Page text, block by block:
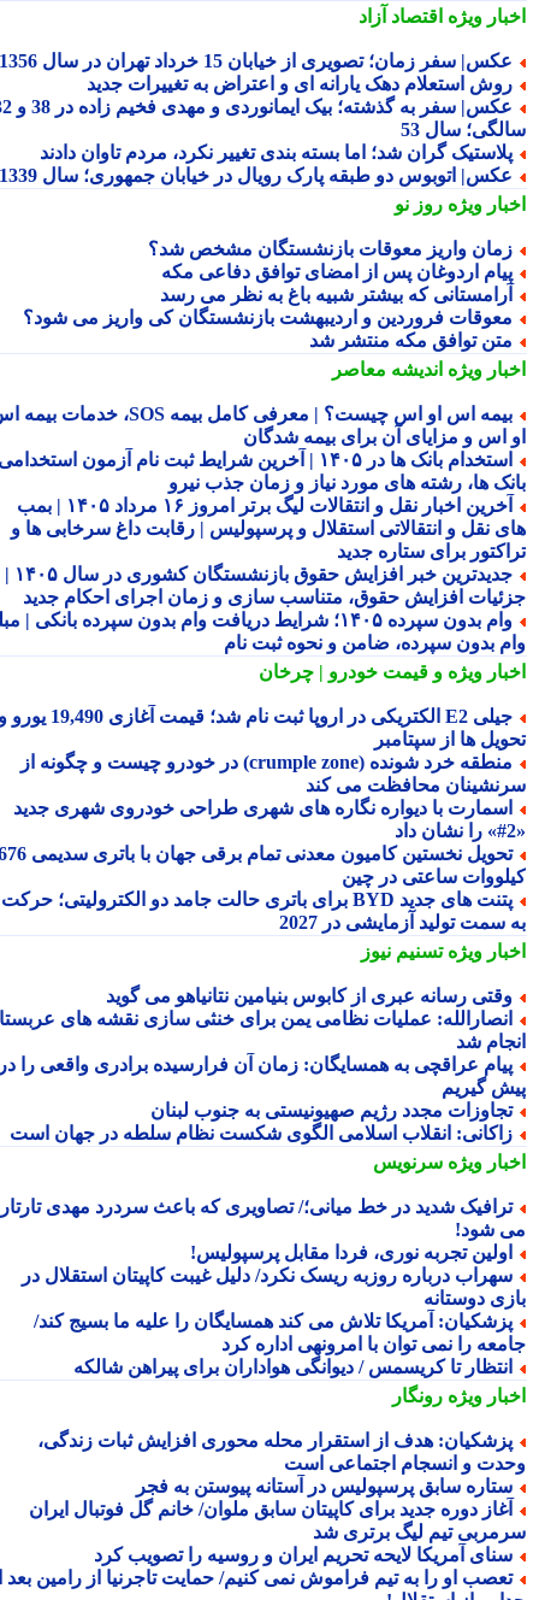
ویژهاقتصاد آزاد
سفر زمان؛ تصویری از خیابان 15 خرداد تهران در سال 1356
استعلام دهک یارانه ای و اعتراض به تغییرات جدید
عکس| سفر به گذشته؛ بیک ایمانوردی و مهدی فخیم زاده در 38 و 32
سال 53
گران شد؛ اما بسته بندی تغییر نکرد، مردم تاوان دادند
اتوبوس دو طبقه پارک رویال در خیابان جمهوری؛ سال 1339
ویژهروز نو
واریز معوقات بازنشستگان مشخص شد؟
اردوغان پس از امضای توافق دفاعی مکه
که بیشتر شبیه باغ به نظر می رسد
فروردین و اردیبهشت بازنشستگان کی واریز می شود؟
توافق مکه منتشر شد
ویژهاندیشه معاصر
بیمه اس او اس چیست؟ | معرفی کامل بیمه SOS، خدمات بیمه اس
اس و مزایای آن برای بیمه شدگان
استخدام بانک ها در ۱۴۰۵ | آخرین شرایط ثبت نام آزمون استخدامی
ها، رشته های مورد نیاز و زمان جذب نیرو
آخرین اخبار نقل و انتقالات لیگ برتر امروز ۱۶ مرداد ۱۴۰۵ | بمب
نقل و انتقالاتی استقلال و پرسپولیس | رقابت داغ سرخابی ها و
برای ستاره جدید
جدیدترین خبر افزایش حقوق بازنشستگان کشوری در سال ۱۴۰۵ |
افزایش حقوق، متناسب سازی و زمان اجرای احکام جدید
وام بدون سپرده ۱۴۰۵؛ شرایط دریافت وام بدون سپرده بانکی | مبلغ
بدون سپرده، ضامن و نحوه ثبت نام
ویژهو قیمت خودرو | چرخان
جیلی E2 الکتریکی در اروپا ثبت نام شد؛ قیمت آغازی 19,490 یورو و
ها از سپتامبر
منطقه خرد شونده (crumple zone) در خودرو چیست و چگونه از
محافظت می کند
با دیواره نگاره های شهری طراحی خودروی شهری جدید
تحویل نخستین کامیون معدنی تمام برقی جهان با باتری سدیمی 676
ساعتی در چین
پتنت های جدید BYD برای باتری حالت جامد دو الکترولیتی؛ حرکت
سمت تولید آزمایشی در 2027
ویژهتسنیم نیوز
رسانه عبری از کابوس بنیامین نتانیاهو می گوید
عملیات نظامی یمن برای خنثی سازی نقشه های عربستان
شد
عراقچی به همسایگان: زمان آن فرارسیده برادری واقعی را در
گیریم
مجدد رژیم صهیونیستی به جنوب لبنان
انقلاب اسلامی الگوی شکست نظام سلطه در جهان است
ویژهسرنویس
شدید در خط میانی؛/ تصاویری که باعث سردرد مهدی تارتار
شود!
تجربه نوری، فردا مقابل پرسپولیس!
درباره روزبه ریسک نکرد/ دلیل غیبت کاپیتان استقلال در
دوستانه
آمریکا تلاش می کند همسایگان را علیه ما بسیج کند/
را نمی توان با امرونهی اداره کرد
تا کریسمس / دیوانگی هواداران برای پیراهن شالکه
ویژهرونگار
هدف از استقرار محله محوری افزایش ثبات زندگی،
و انسجام اجتماعی است
سابق پرسپولیس در آستانه پیوستن به فجر
دوره جدید برای کاپیتان سابق ملوان/ خانم گل فوتبال ایران
تیم لیگ برتری شد
آمریکا لایحه تحریم ایران و روسیه را تصویب کرد
او را به تیم فراموش نمی کنیم/ حمایت تاجرنیا از رامین بعد از